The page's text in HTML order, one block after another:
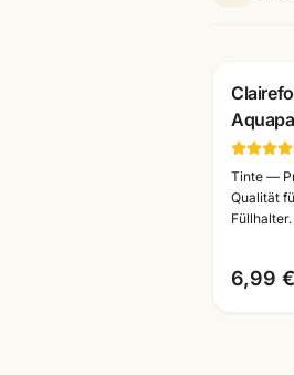
Cold
A6/A5/
Tinte —
Qualität
Füllhalter.
6,99 €